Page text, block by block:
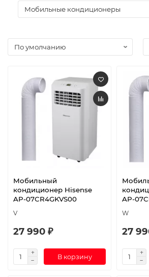
Мобильный
кондиционер Hisense
AP-07CR4GKVS00
V
27 990 ₽
В корзину
AP-
W
27